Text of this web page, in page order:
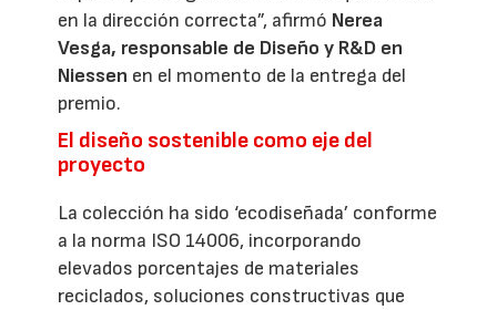
en la dirección correcta”, afirmó Nerea
Vesga, responsable de Diseño y R&D en
Niessen en el momento de la entrega del
premio.
El diseño sostenible como eje del
proyecto
La colección ha sido ‘ecodiseñada’ conforme
a la norma ISO 14006, incorporando
elevados porcentajes de materiales
reciclados, soluciones constructivas que